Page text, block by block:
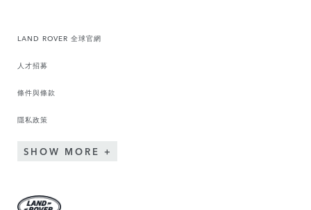
LAND ROVER 全球官網
人才招募
條件與條款
隱私政策
SHOW MORE